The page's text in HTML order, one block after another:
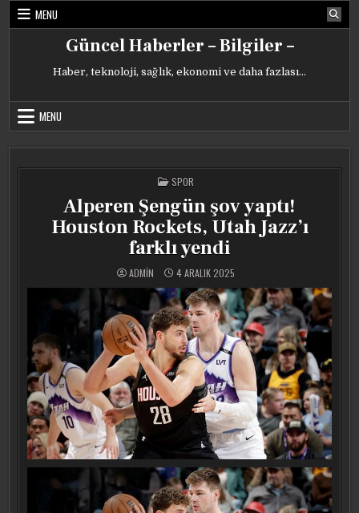
Skip
MENU
Güncel Haberler – Bilgiler –
Haber, teknoloji, sağlık, ekonomi ve daha fazlası…
MENU
POSTED
IN
SPOR
Alperen Şengün şov yaptı!
Houston Rockets, Utah Jazz’ı
farklı yendi
ADMIN 4 ARALIK 2025